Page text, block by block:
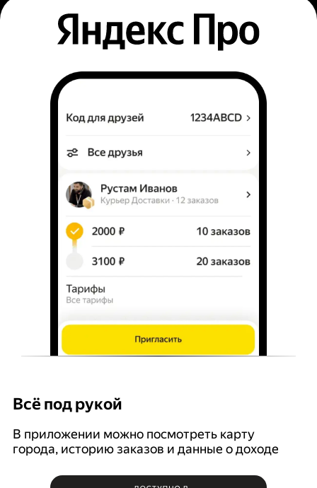
Всё под рукой
В приложении можно посмотреть карту
города, историю заказов и данные о доходе